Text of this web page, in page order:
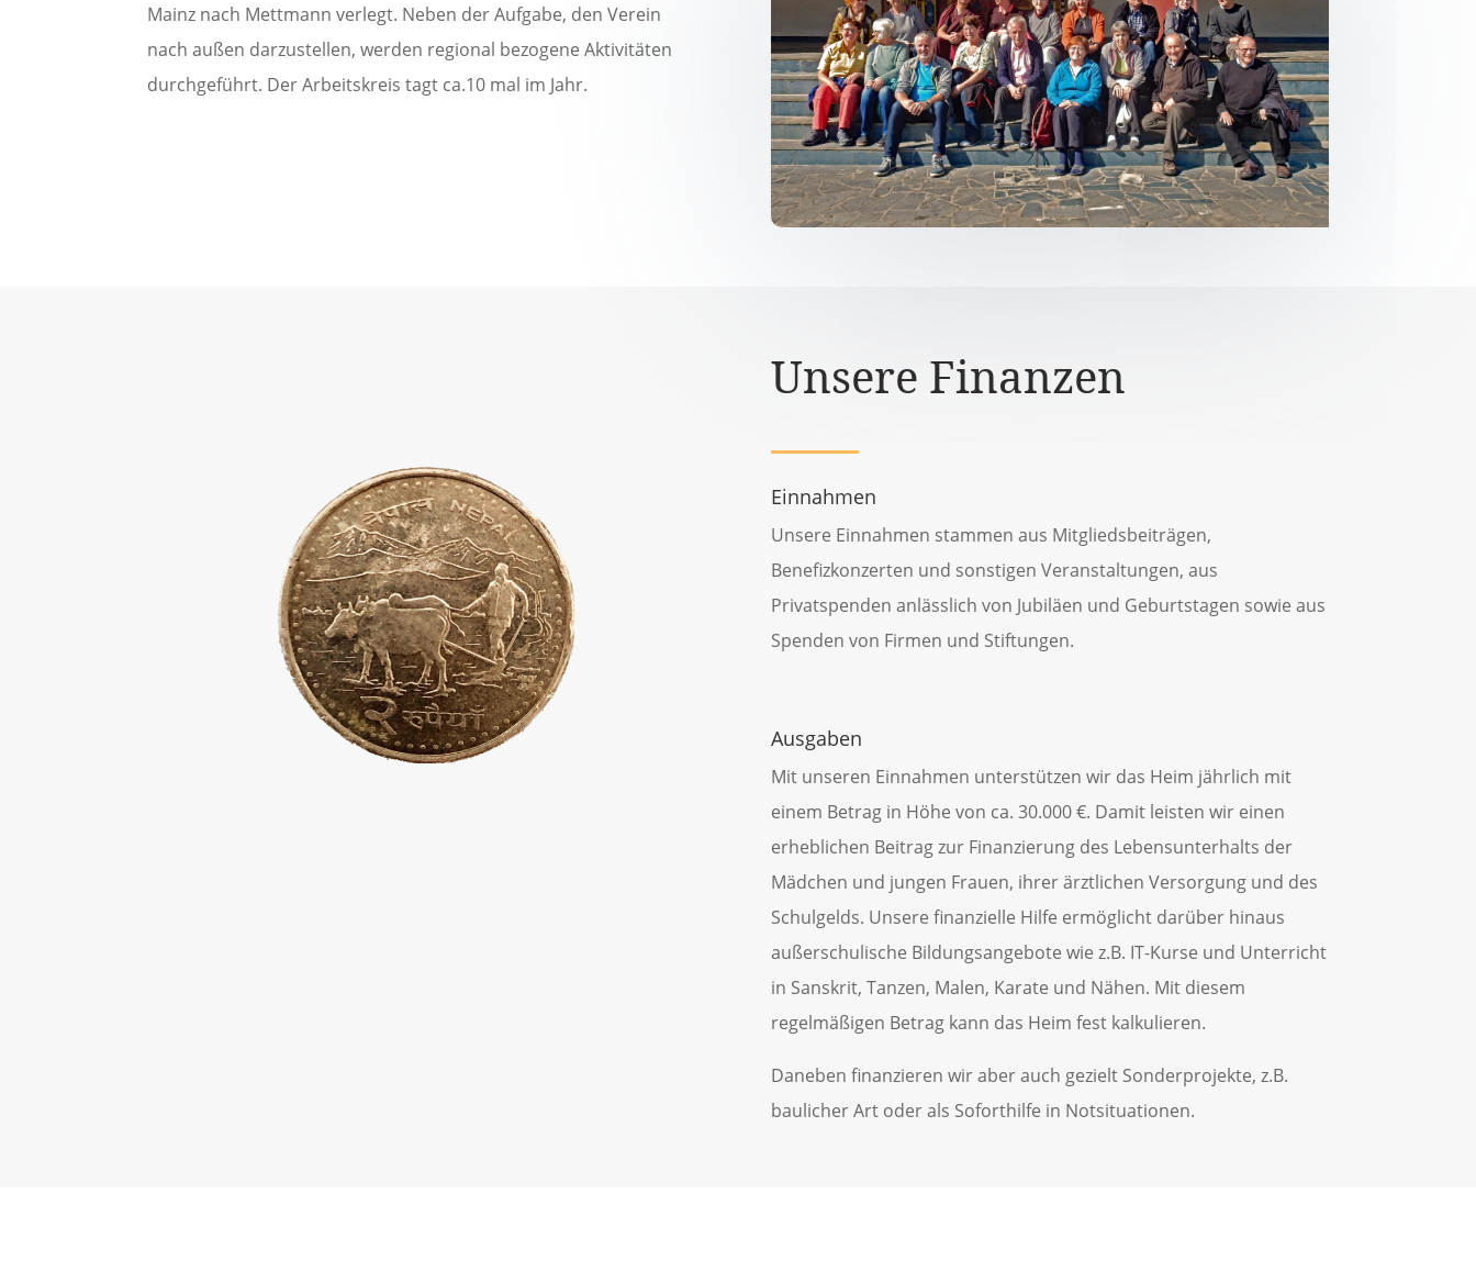
Mainz nach Mettmann verlegt. Neben der Aufgabe, den Verein
nach außen darzustellen, werden regional bezogene Aktivitäten
durchgeführt. Der Arbeitskreis tagt ca.10 mal im Jahr.
Unsere Finanzen
Einnahmen
Unsere Einnahmen stammen aus Mitgliedsbeiträgen,
Benefizkonzerten und sonstigen Veranstaltungen, aus
Privatspenden anlässlich von Jubiläen und Geburtstagen sowie aus
Spenden von Firmen und Stiftungen.
Ausgaben
Mit unseren Einnahmen unterstützen wir das Heim jährlich mit
einem Betrag in Höhe von ca. 30.000 €. Damit leisten wir einen
erheblichen Beitrag zur Finanzierung des Lebensunterhalts der
Mädchen und jungen Frauen, ihrer ärztlichen Versorgung und des
Schulgelds. Unsere finanzielle Hilfe ermöglicht darüber hinaus
außerschulische Bildungsangebote wie z.B. IT-Kurse und Unterricht
in Sanskrit, Tanzen, Malen, Karate und Nähen. Mit diesem
regelmäßigen Betrag kann das Heim fest kalkulieren.
Daneben finanzieren wir aber auch gezielt Sonderprojekte, z.B.
baulicher Art oder als Soforthilfe in Notsituationen.